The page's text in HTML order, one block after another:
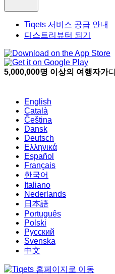
Tiqets 서비스 공급 안내
디스트리뷰터 되기
5,000,000명 이상의 여행자가
English
Català
Čeština
Dansk
Deutsch
Ελληνικά
Español
Français
한국어
Italiano
Nederlands
日本語
Português
Polski
Русский
Svenska
中文